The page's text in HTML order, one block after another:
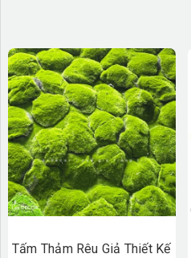
Tấm Thảm Rêu Giả Thiết Kế